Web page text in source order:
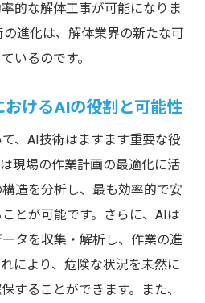
解体工程の変化とその影響
交錯する解体現場の舞台裏
立する現場運営の秘訣
の安全性をどう高めるか
術と安全性の相乗効果
らす安全性向上の具体例
事を予感させる技術と対策
世代の解体技術
解体作業の安全対策
的な解体工事が可能になりま
進化は、解体業界の新たな可
いるのです。
けるAIの役割と可能性
、AI技術はますます重要な役
現場の作業計画の最適化に活
造を分析し、最も効率的で安
とが可能です。さらに、AIは
タを収集・解析し、作業の進
により、危険な状況を未然に
することができます。また、